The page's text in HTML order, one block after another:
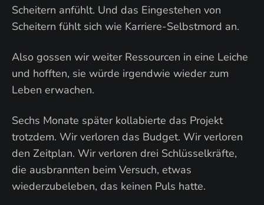
Scheitern anfühlt. Und das Eingestehen von
Scheitern fühlt sich wie Karriere-Selbstmord an.
Also gossen wir weiter Ressourcen in eine Leiche
und hofften, sie würde irgendwie wieder zum
Leben erwachen.
Sechs Monate später kollabierte das Projekt
trotzdem. Wir verloren das Budget. Wir verloren
den Zeitplan. Wir verloren drei Schlüsselkräfte,
die ausbrannten beim Versuch, etwas
wiederzubeleben, das keinen Puls hatte.